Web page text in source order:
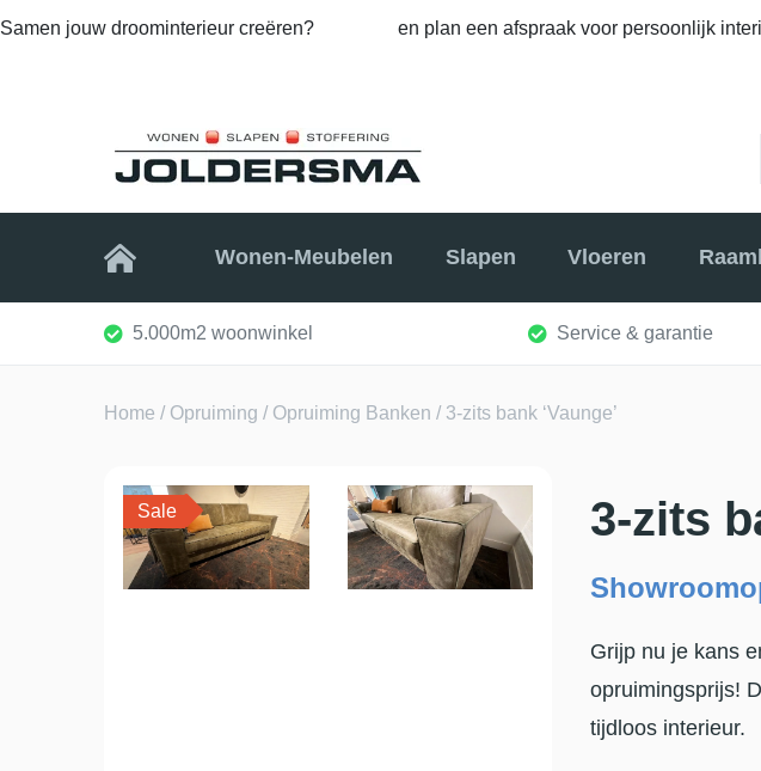
Samen jouw droominterieur creëren? en plan een afspraak voor persoonlijk
Home Wonen-Meubelen Slapen Vloeren
5.000m2 woonwinkel Service & garantie
Home / Opruiming / Opruiming Banken / 3-zits bank ‘Vaunge’
Sale 3-zits
Grijp nu je kans
opruimingsprijs!
tijdloos interieur.